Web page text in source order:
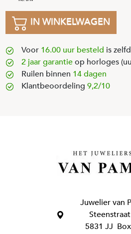
IN WINKELWAGEN
Voor 16.00 uur besteld is
2 jaar garantieop horloges
Ruilen binnen 14 dagen
Klantbeoordeling 9,2/10
Juwelier van
5831 JJ